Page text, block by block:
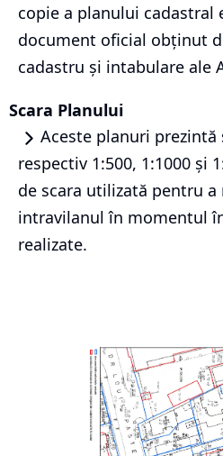
copie a planului cadastral
document oficial obținut
cadastru și intabulare ale
Scara Planului
Aceste planuri prezintă
respectiv 1:500, 1:1000 și
de scara utilizată pentru a
intravilanul în momentul
realizate.